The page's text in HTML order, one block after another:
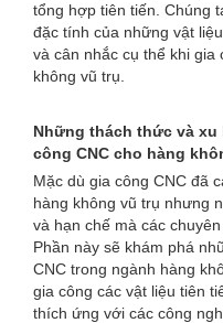
tổng hợp tiên tiến. Chúng
đặc tính của những vật
và cân nhắc cụ thể khi gia
không vũ trụ.
Những thách thức và
công CNC cho hàng
Mặc dù gia công CNC đã
hàng không vũ trụ nhưng
và hạn chế mà các
Phần này sẽ khám phá
CNC trong ngành hàng
gia công các vật liệu tiên
thích ứng với các công